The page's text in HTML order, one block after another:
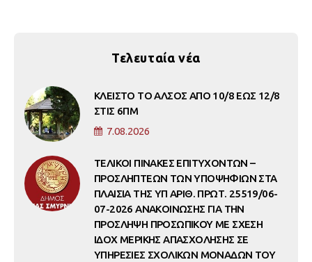
Τελευταία νέα
ΚΛΕΙΣΤΟ ΤΟ ΑΛΣΟΣ ΑΠΟ 10/8 ΕΩΣ 12/8
ΣΤΙΣ 6ΠΜ
7.08.2026
ΤΕΛΙΚΟΙ ΠΙΝΑΚΕΣ ΕΠΙΤΥΧΟΝΤΩΝ –
ΠΡΟΣΛΗΠΤΕΩΝ ΤΩΝ ΥΠΟΨΗΦΙΩΝ ΣΤΑ
ΠΛΑΙΣΙΑ ΤΗΣ ΥΠ ΑΡΙΘ. ΠΡΩΤ. 25519/06-
07-2026 ΑΝΑΚΟΙΝΩΣΗΣ ΓΙΑ ΤΗΝ
ΠΡΟΣΛΗΨΗ ΠΡΟΣΩΠΙΚΟΥ ΜΕ ΣΧΕΣΗ
ΙΔΟΧ ΜΕΡΙΚΗΣ ΑΠΑΣΧΟΛΗΣΗΣ ΣΕ
ΥΠΗΡΕΣΙΕΣ ΣΧΟΛΙΚΩΝ ΜΟΝΑΔΩΝ ΤΟΥ